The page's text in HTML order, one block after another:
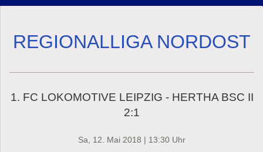
REGIONALLIGA NORDOST
1. FC LOKOMOTIVE LEIPZIG - HERTHA BSC II
2:1
Sa, 12. Mai 2018 | 13:30 Uhr